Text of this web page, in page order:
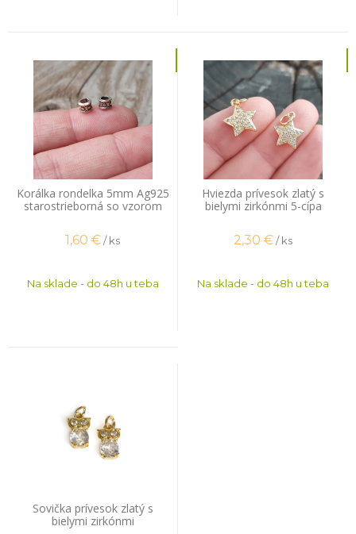
Korálka rondelka 5mm Ag925
starostrieborná so vzorom
1,60 €/ ks
Na sklade - do 48h u teba
Hviezda prívesok zlatý s
bielymi zirkónmi 5-cípa
2,30 €/ ks
Na sklade - do 48h u teba
Sovička prívesok zlatý s
bielymi zirkónmi